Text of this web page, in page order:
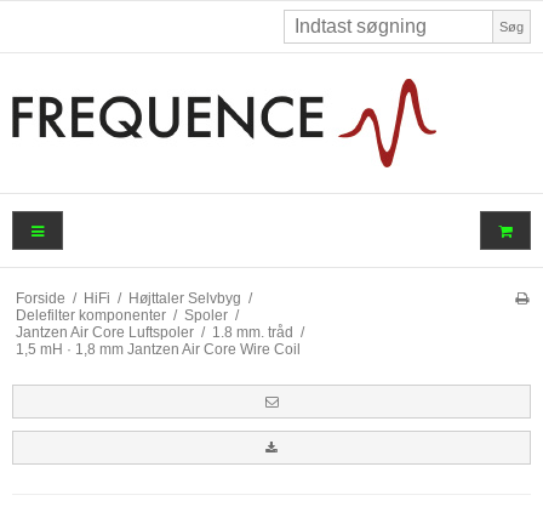
Søg
Forside / HiFi / Højttaler Selvbyg /
Delefilter komponenter / Spoler /
Jantzen Air Core Luftspoler / 1.8 mm. tråd /
1,5 mH · 1,8 mm Jantzen Air Core Wire Coil